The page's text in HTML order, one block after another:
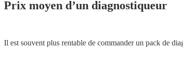
Prix moyen d’un diagnostiqueur
Il est souvent plus rentable de commander un pack de